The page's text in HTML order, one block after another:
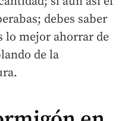
debes saber
lo mejor ahorrar de
de la